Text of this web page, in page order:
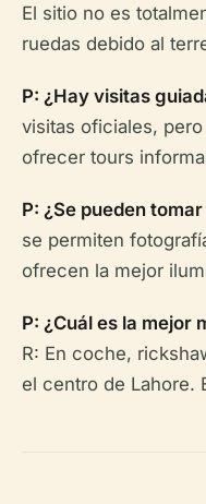
El sitio no es
ruedas debido al
P: ¿Hay visitas
visitas oficiales,
ofrecer tours
P: ¿Se pueden
se permiten
ofrecen la mejor
P: ¿Cuál es la mejor
R: En coche,
el centro de Lahore.